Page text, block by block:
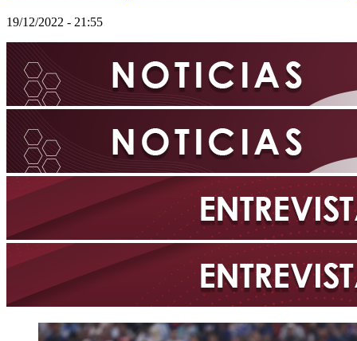
19/12/2022 - 21:55